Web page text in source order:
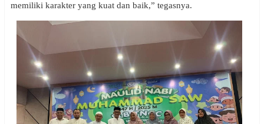
memiliki karakter yang kuat dan baik,” tegasnya.